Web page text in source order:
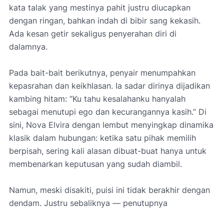
kata talak yang mestinya pahit justru diucapkan
dengan ringan, bahkan indah di bibir sang kekasih.
Ada kesan getir sekaligus penyerahan diri di
dalamnya.
Pada bait-bait berikutnya, penyair menumpahkan
kepasrahan dan keikhlasan. Ia sadar dirinya dijadikan
kambing hitam: “Ku tahu kesalahanku hanyalah
sebagai menutupi ego dan kecurangannya kasih.” Di
sini, Nova Elvira dengan lembut menyingkap dinamika
klasik dalam hubungan: ketika satu pihak memilih
berpisah, sering kali alasan dibuat-buat hanya untuk
membenarkan keputusan yang sudah diambil.
Namun, meski disakiti, puisi ini tidak berakhir dengan
dendam. Justru sebaliknya — penutupnya